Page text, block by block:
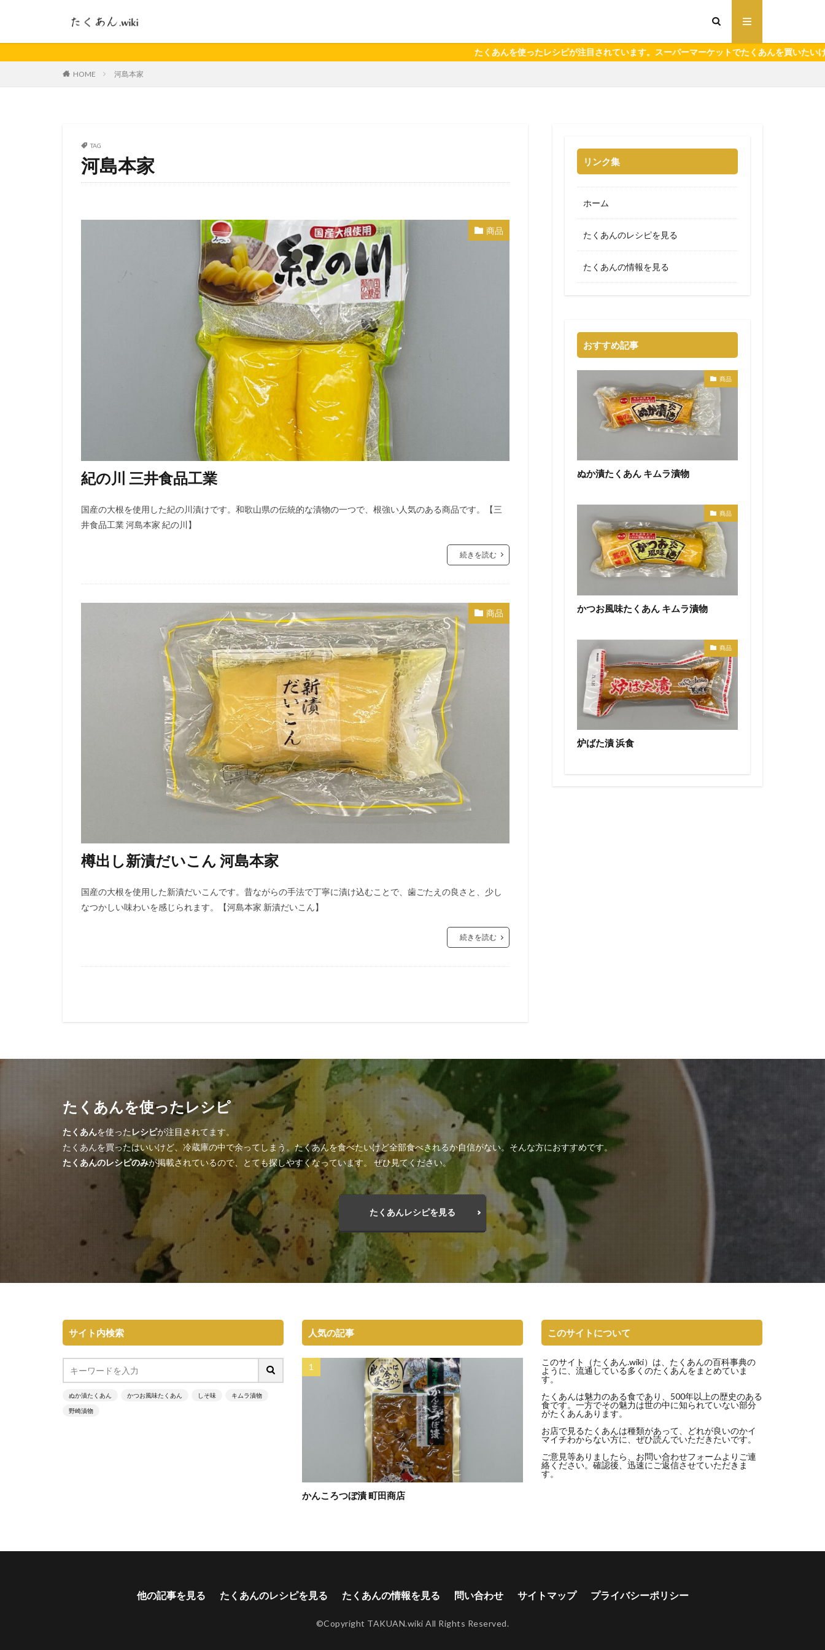
たくあんを使ったレシピが注目されています。スーパーマーケットでたくあんを買いたいけど食べきれ
HOME 河島本家
TAG
河島本家
商品
紀の川 三井食品工業
国産の大根を使用した紀の川漬けです。和歌山県の伝統的な漬物の一つで、根強い人気のある商品です。【三
井食品工業 河島本家 紀の川】
続きを読む
商品
樽出し新漬だいこん 河島本家
国産の大根を使用した新漬だいこんです。昔ながらの手法で丁寧に漬け込むことで、歯ごたえの良さと、少し
なつかしい味わいを感じられます。【河島本家 新漬だいこん】
続きを読む
リンク集
ホーム
たくあんのレシピを見る
たくあんの情報を見る
おすすめ記事
商品
ぬか漬たくあん キムラ漬物
商品
かつお風味たくあん キムラ漬物
商品
炉ばた漬 浜食
たくあんを使ったレシピ
たくあんを使ったレシピが注目されてます。
たくあんを買ったはいいけど、冷蔵庫の中で余ってしまう。たくあんを食べたいけど全部食べきれるか自信がない。そんな方におすすめです。
たくあんのレシピのみが掲載されているので、とても探しやすくなっています。 ぜひ見てください。
たくあんレシピを見る
サイト内検索
ぬか漬たくあん かつお風味たくあん しそ味 キムラ漬物
野崎漬物
人気の記事
かんころつぼ漬 町田商店
このサイトについて
このサイト（たくあん.wiki）は、たくあんの百科事典の
ように、流通している多くのたくあんをまとめていま
す。
たくあんは魅力のある食であり、500年以上の歴史のある
食です。一方でその魅力は世の中に知られていない部分
がたくあんあります。
お店で見るたくあんは種類があって、どれが良いのかイ
マイチわからない方に、ぜひ読んでいただきたいです。
ご意見等ありましたら、 お問い合わせフォームよりご連
絡ください。確認後、迅速にご返信させていただきま
す。
他の記事を見る たくあんのレシピを見る たくあんの情報を見る 問い合わせ サイトマップ プライバシーポリシー
©Copyright TAKUAN.wiki All Rights Reserved.